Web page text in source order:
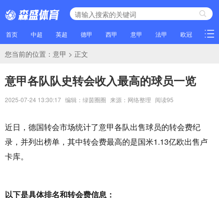
首页 中超 英超 德甲 西甲 意甲 法甲 欧冠 NBA
您当前的位置： 意甲 > 正文
意甲各队队史转会收入最高的球员一览
2025-07-24 13:30:17 编辑：绿茵圈圈 来源：网络整理 阅读95
近日，德国转会市场统计了意甲各队出售球员的转会费纪
录，并列出榜单，其中转会费最高的是国米1.13亿欧出售卢
卡库。
以下是具体排名和转会费信息：